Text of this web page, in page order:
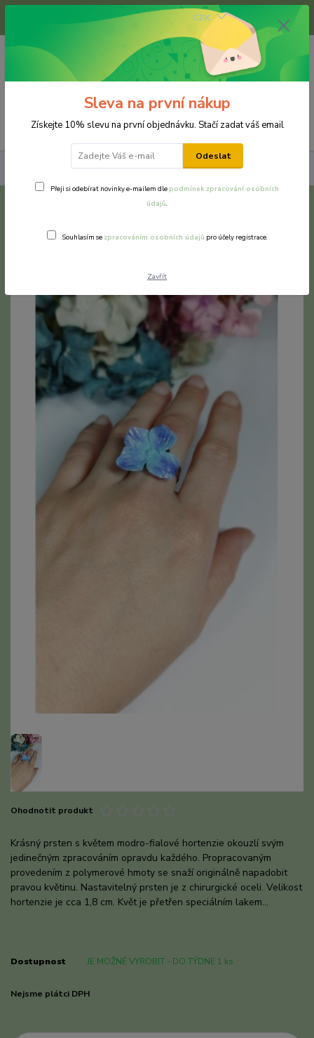
Menu
CZK
(Po-Pá, 8-16 hod.)
0 Kč
Chirurgická ocel a nerezová ocel Hortenzie
Ohodnotit produkt
Krásný prsten s květem modro-fialové hortenzie okouzlí svým
jedinečným zpracováním opravdu každého. Propracovaným
provedením z polymerové hmoty se snaží originálně napadobit
pravou květinu. Nastavitelný prsten je z chirurgické oceli. Velikost
hortenzie je cca 1,8 cm. Květ je přetřen speciálním lakem...
Dostupnost JE MOŽNÉ VYROBIT - DO TÝDNE 1 ks
Nejsme plátci DPH
Sleva na první nákup
Získejte 10% slevu na první objednávku. Stačí zadat váš email
Odeslat
Přeji si odebírat novinky e-mailem dle podmínek zpracování osobních
údajů.
Souhlasím se zpracováním osobních údajů pro účely registrace.
Zavřít